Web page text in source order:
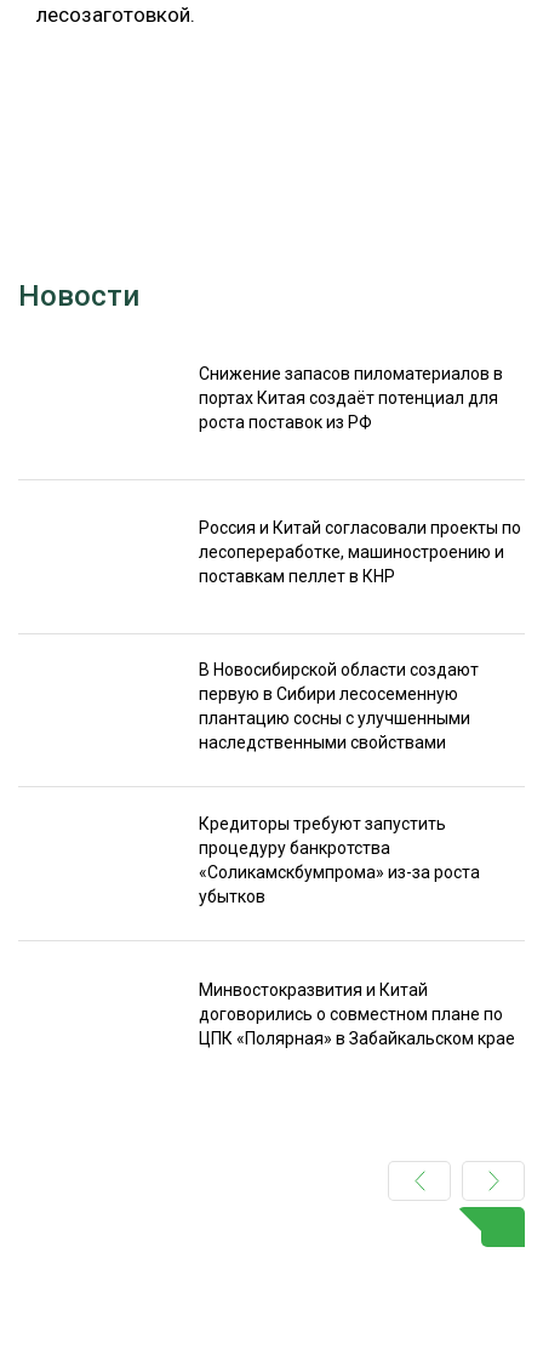
лесозаготовкой.
Новости
Снижение запасов пиломатериалов в
портах Китая создаёт потенциал для
роста поставок из РФ
Россия и Китай согласовали проекты по
лесопереработке, машиностроению и
поставкам пеллет в КНР
В Новосибирской области создают
первую в Сибири лесосеменную
плантацию сосны с улучшенными
наследственными свойствами
Кредиторы требуют запустить
процедуру банкротства
«Соликамскбумпрома» из-за роста
убытков
Минвостокразвития и Китай
договорились о совместном плане по
ЦПК «Полярная» в Забайкальском крае